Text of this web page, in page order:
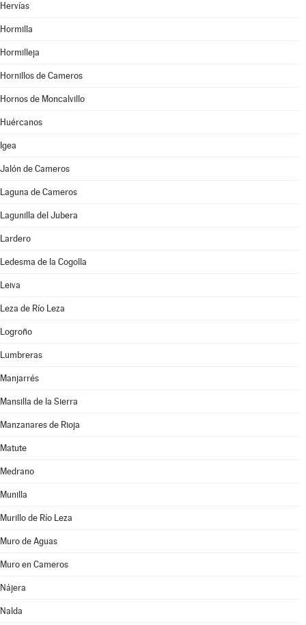
Hervías
Hormilla
Hormilleja
Hornillos de Cameros
Hornos de Moncalvillo
Huércanos
Igea
Jalón de Cameros
Laguna de Cameros
Lagunilla del Jubera
Lardero
Ledesma de la Cogolla
Leiva
Leza de Río Leza
Logroño
Lumbreras
Manjarrés
Mansilla de la Sierra
Manzanares de Rioja
Matute
Medrano
Munilla
Murillo de Río Leza
Muro de Aguas
Muro en Cameros
Nájera
Nalda